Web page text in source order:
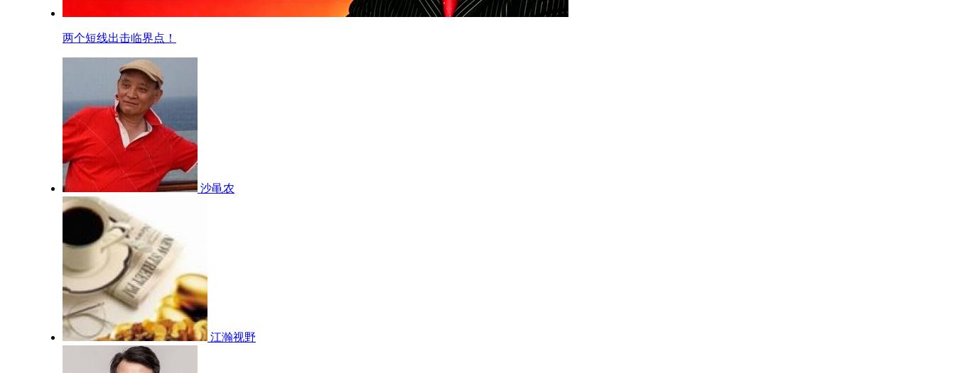
两个短线出击临界点！
沙黾农
江瀚视野